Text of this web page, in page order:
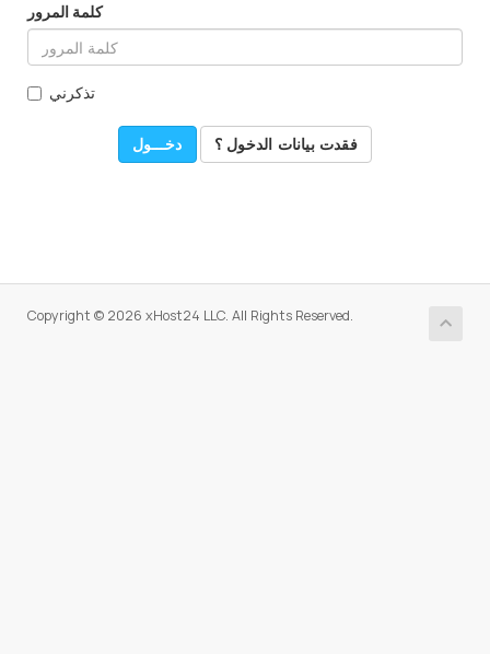
كلمة المرور
تذكرني
فقدت بيانات الدخول ؟
Copyright © 2026 xHost24 LLC. All Rights Reserved.